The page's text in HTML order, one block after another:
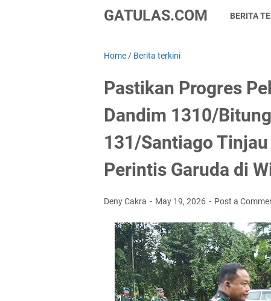
GATULAS.COM BERITA
Home / Berita terkini
Pastikan Progres
Dandim 1310/
131/Santiago
Perintis Garuda di
Deny Cakra May 19, 2026 Post a